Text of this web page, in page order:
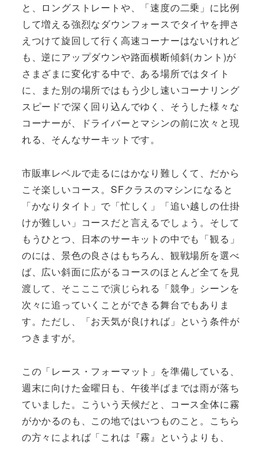
と、ロングストレートや、「速度の二乗」に比例
して増える強烈なダウンフォースでタイヤを押さ
えつけて旋回して行く高速コーナーはないけれど
も、逆にアップダウンや路面横断傾斜(カント)が
さまざまに変化する中で、ある場所ではタイト
に、また別の場所ではもう少し速いコーナリング
スピードで深く回り込んでゆく、そうした様々な
コーナーが、ドライバーとマシンの前に次々と現
れる、そんなサーキットです。
市販車レベルで走るにはかなり難しくて、だから
こそ楽しいコース。SFクラスのマシンになると
「かなりタイト」で「忙しく」「追い越しの仕掛
けが難しい」コースだと言えるでしょう。そして
もうひとつ、日本のサーキットの中でも「観る」
のには、景色の良さはもちろん、観戦場所を選べ
ば、広い斜面に広がるコースのほとんど全てを見
渡して、そこここで演じられる「競争」シーンを
次々に追っていくことができる舞台でもありま
す。ただし、「お天気が良ければ」という条件が
つきますが。
この「レース・フォーマット」を準備している、
週末に向けた金曜日も、午後半ばまでは雨が落ち
ていました。こういう天候だと、コース全体に霧
がかかるのも、この地ではいつものこと。こちら
の方々によれば「これは『霧』というよりも、